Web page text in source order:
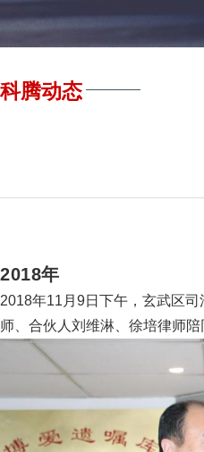
科腾动态
2018年
2018年11月9日下午，玄武区
师、合伙人刘维淋、徐培律师